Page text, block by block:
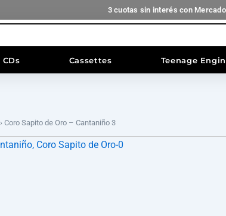
3 cuotas sin interés con
CDs Cassettes Teenage
› Coro Sapito de Oro – Cantaniño 3